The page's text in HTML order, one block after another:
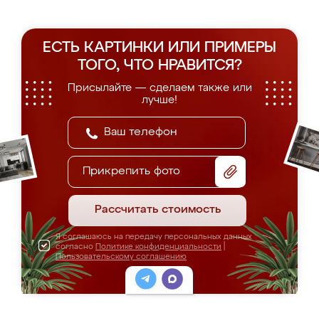
ЕСТЬ КАРТИНКИ ИЛИ ПРИМЕРЫ
ТОГО, ЧТО НРАВИТСЯ?
Присылайте — сделаем также или
лучше!
Прикрепить фото
Рассчитать стоимость
Я соглашаюсь на передачу персональных данных
согласно Политике конфиденциальности
Пользовательскому соглашению